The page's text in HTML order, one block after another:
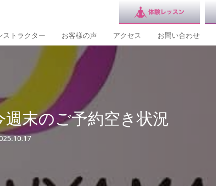
ストラクター お客様の声 アクセス お問い合わせ
末のご予約空き状況